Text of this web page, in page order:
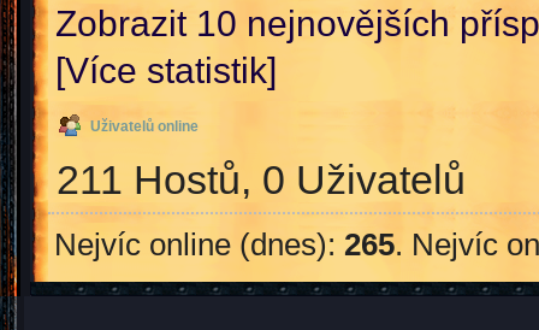
Zobrazit 10 nejnovějších
[Více statistik]
Uživatelů online
211 Hostů, 0 Uživatelů
Nejvíc online (dnes): 265. Nejvíc